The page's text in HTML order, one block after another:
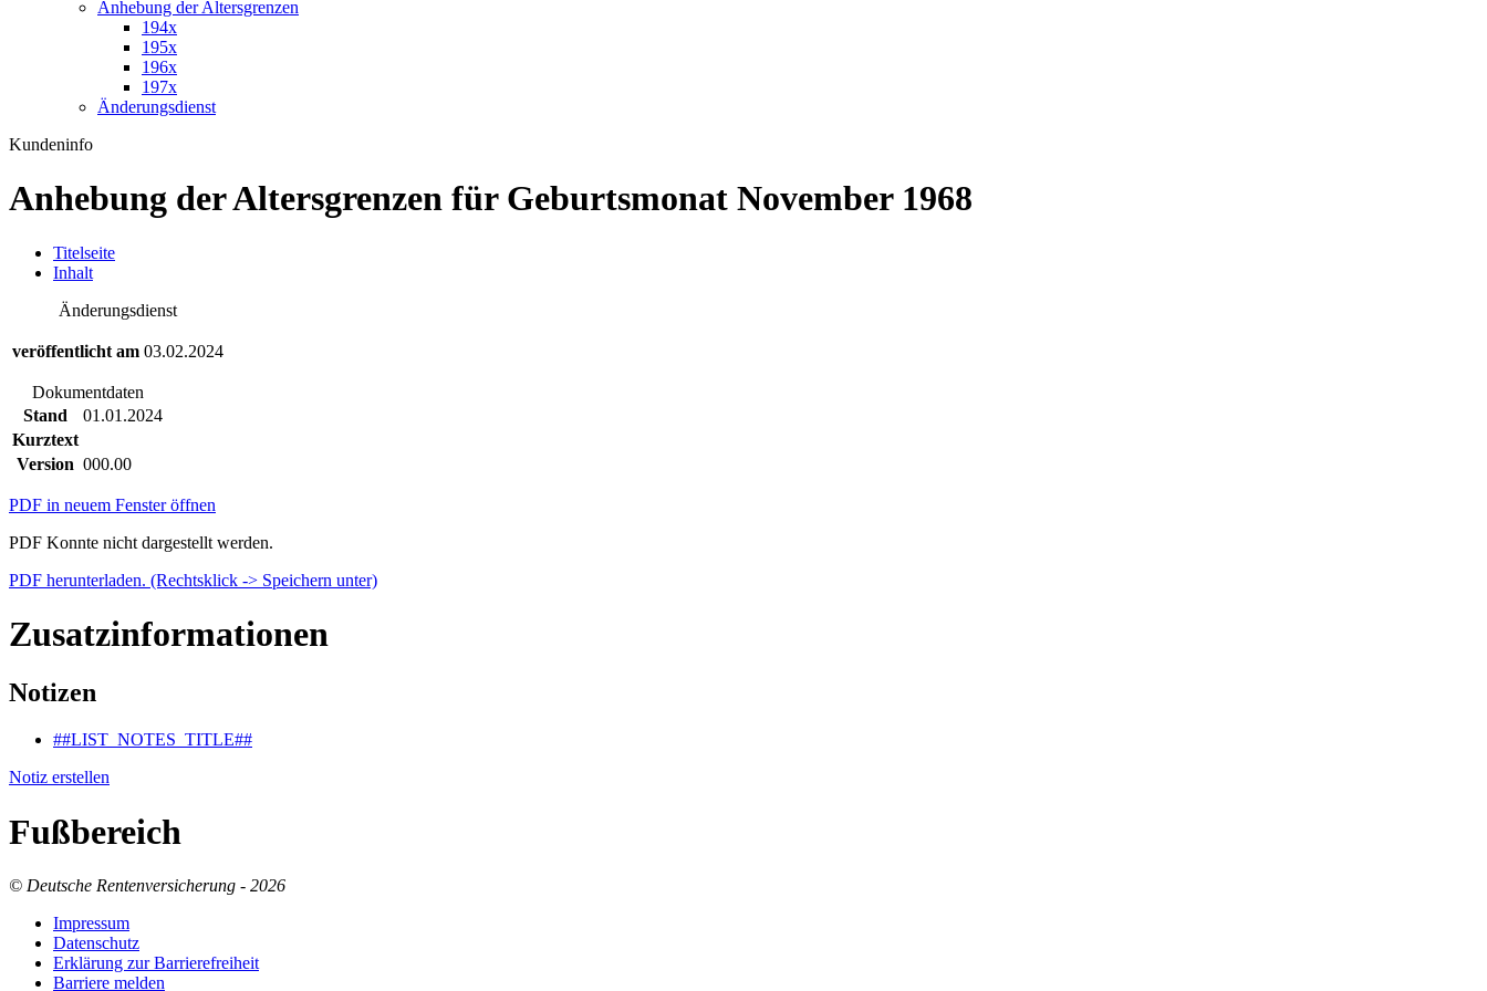
Anhebung der Altersgrenzen
194x
195x
196x
197x
Änderungsdienst
Kundeninfo
Anhebung der Altersgrenzen für Geburtsmonat November 1968
Titelseite
Inhalt
Änderungsdienst
veröffentlicht am 03.02.2024
Dokumentdaten
Stand
01.01.2024
Kurztext
Version 000.00
PDF in neuem Fenster öffnen
PDF Konnte nicht dargestellt werden.
PDF herunterladen. (Rechtsklick -> Speichern unter)
Zusatzinformationen
Notizen
##LIST_NOTES_TITLE##
Notiz erstellen
Fußbereich
© Deutsche Rentenversicherung - 2026
Im­pres­s­um
Da­ten­schutz
Er­klä­rung zur Bar­rie­re­frei­heit
Bar­rie­re mel­den